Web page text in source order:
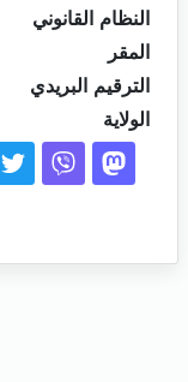
النظام القانوني
المقر
الترقيم البريدي
الولاية